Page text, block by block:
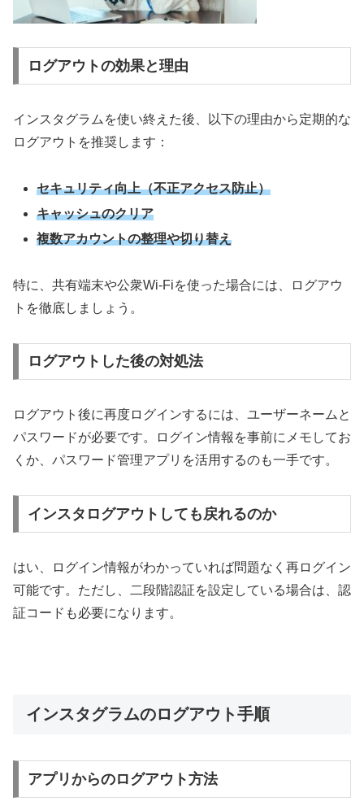
ログアウトの効果と理由
インスタグラムを使い終えた後、以下の理由から定期的な
ログアウトを推奨します：
セキュリティ向上（不正アクセス防止）
キャッシュのクリア
複数アカウントの整理や切り替え
特に、共有端末や公衆Wi-Fiを使った場合には、ログアウ
トを徹底しましょう。
ログアウトした後の対処法
ログアウト後に再度ログインするには、ユーザーネームと
パスワードが必要です。ログイン情報を事前にメモしてお
くか、パスワード管理アプリを活用するのも一手です。
インスタログアウトしても戻れるのか
はい、ログイン情報がわかっていれば問題なく再ログイン
可能です。ただし、二段階認証を設定している場合は、認
証コードも必要になります。
インスタグラムのログアウト手順
アプリからのログアウト方法